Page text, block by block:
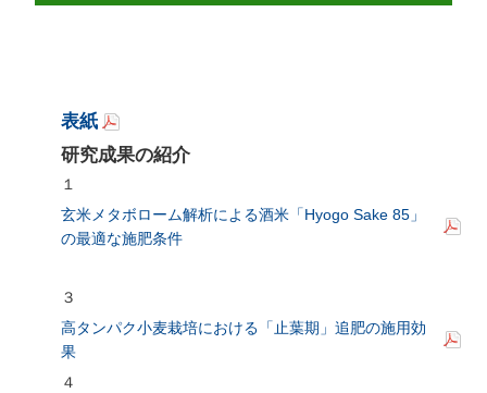
表紙
研究成果の紹介
１
玄米メタボローム解析による酒米「Hyogo Sake 85」
の最適な施肥条件
３
高タンパク小麦栽培における「止葉期」追肥の施用効
果
４